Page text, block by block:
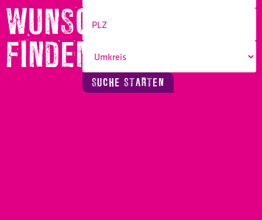
WUNSCHBERUF
FINDEN!
SUCHE STARTEN